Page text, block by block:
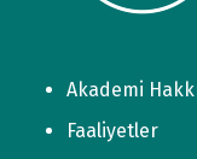
Akademi
Faaliyetler